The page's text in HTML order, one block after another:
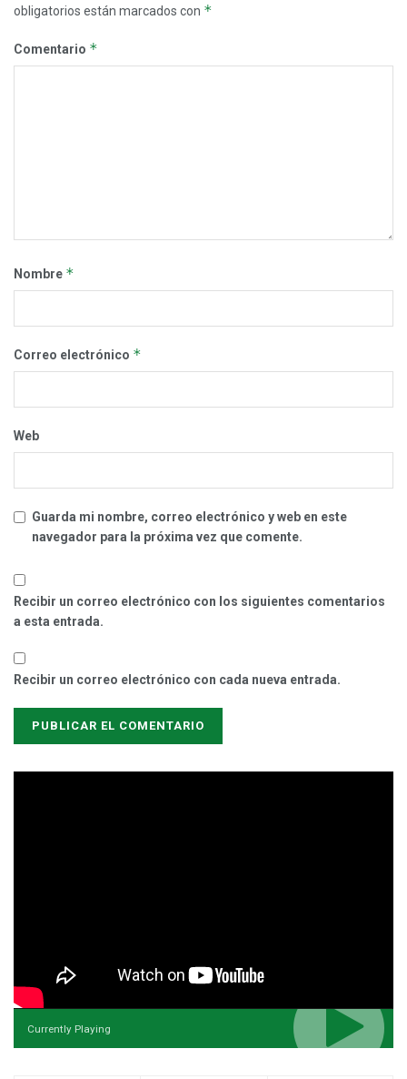
obligatorios están marcados con *
Comentario *
Nombre *
Correo electrónico *
Web
Guarda mi nombre, correo electrónico y web en este
navegador para la próxima vez que comente.
Recibir un correo electrónico con los siguientes comentarios
a esta entrada.
Recibir un correo electrónico con cada nueva entrada.
Currently Playing